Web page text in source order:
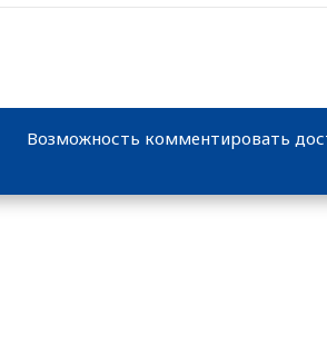
Возможность комментировать